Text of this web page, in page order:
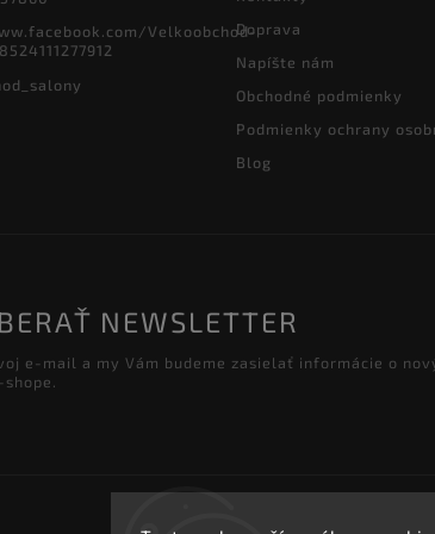
Velkoobchod-Doprava
Napíšte nám
Obchodné podmienky
Podmienky ochrany
Blog
NEWSLETTER
e-mail a my Vám budeme zasielať informácie o
shope.
Copyright